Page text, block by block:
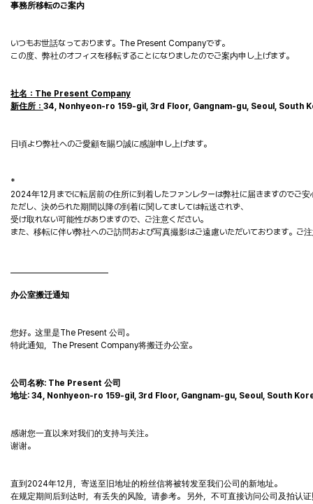
事務所移転のご案内
いつもお世話なっております。The Present Companyです。
この度、弊社のオフィスを移転することになりましたのでご案内申し上げます。
社名：The Present Company
新住所： 34, Nonhyeon-ro 159-gil, 3rd Floor, Gangnam-gu, Seoul, South
日頃より弊社へのご愛顧を賜り誠に感謝申し上げます。
*
2024年12月までに転居前の住所に到着したファンレターは弊社に届きますのでご安
ただし、決められた期間以降の到着に関してましては転送されず、
受け取れない可能性がありますので、ご注意ください。
また、移転に伴い弊社へのご訪問および写真撮影はご遠慮いただいております。ご
办公室搬迁通知
您好。这里是The Present 公司。
特此通知，The Present Company将搬迁办公室。
公司名称: The Present 公司
地址: 34, Nonhyeon-ro 159-gil, 3rd Floor, Gangnam-gu, Seoul, South
感谢您一直以来对我们的支持与关注。
谢谢。
直到2024年12月，寄送至旧地址的粉丝信将被转发至我们公司的新地址。
在规定期间后到达时，有丢失的风险，请参考。 另外，不可直接访问公司及拍认